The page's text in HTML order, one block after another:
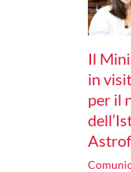
Il
in
per il